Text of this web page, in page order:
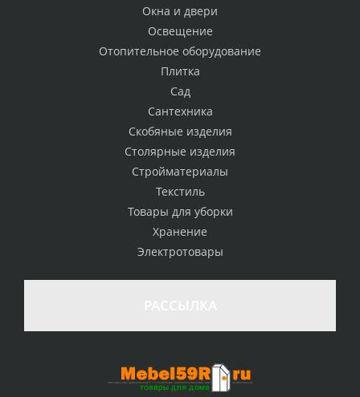
Окна и двери
Освещение
Отопительное оборудование
Плитка
Сад
Сантехника
Скобяные изделия
Столярные изделия
Стройматериалы
Текстиль
Товары для уборки
Хранение
Электротовары